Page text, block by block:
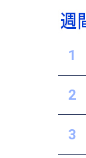
1
2
3